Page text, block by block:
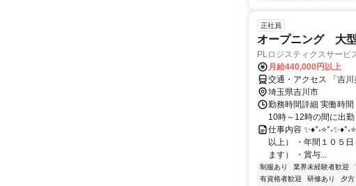
正社員
オープニング 大
PLロジスティクスサービ
月給440,000円以上
交通・アクセス 「吉
埼玉県吉川市
勤務時間詳細 実働時
10時～12時の間に出
仕事内容
以上） ・年間１０５
ます） ・賞与...
制服あり 業界未経験者歓迎
有資格者歓迎
研修あり 夕方